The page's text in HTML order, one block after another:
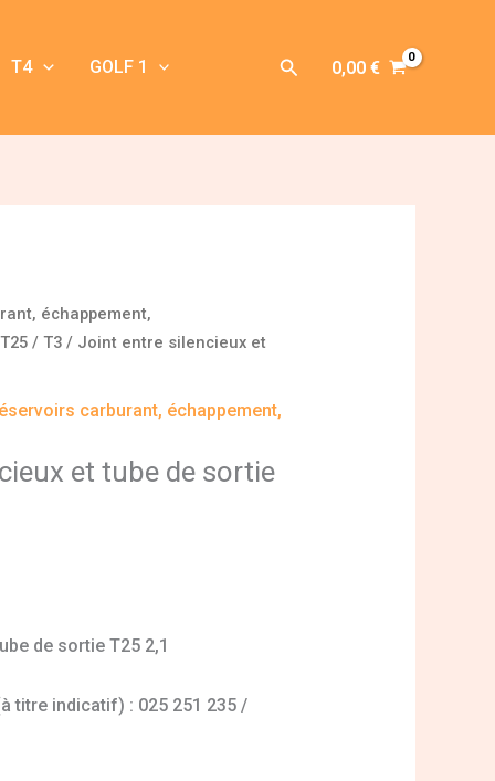
T4 GOLF 1 Rechercher
0,00 €
échappement,
/ T3 / Joint entre silencieux et
carburant, échappement,
et tube de sortie
de sortie T25 2,1
titre indicatif) : 025 251 235 /